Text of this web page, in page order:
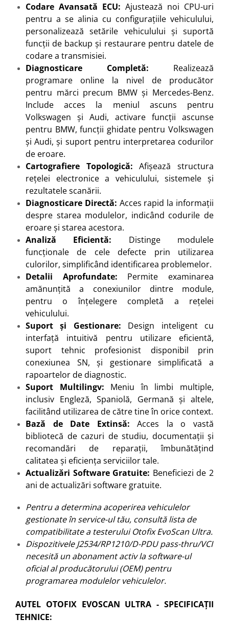
Codare Avansată ECU: Ajustează noi CPU-uri
pentru a se alinia cu configurațiile vehiculului,
personalizează setările vehiculului și suportă
funcții de backup și restaurare pentru datele de
codare a transmisiei.
Diagnosticare Completă: Realizează
programare online la nivel de producător
pentru mărci precum BMW și Mercedes-Benz.
Include acces la meniul ascuns pentru
Volkswagen și Audi, activare funcții ascunse
pentru BMW, funcții ghidate pentru Volkswagen
și Audi, și suport pentru interpretarea codurilor
de eroare.
Cartografiere Topologică: Afișează structura
rețelei electronice a vehiculului, sistemele și
rezultatele scanării.
Diagnosticare Directă: Acces rapid la informații
despre starea modulelor, indicând codurile de
eroare și starea acestora.
Analiză Eficientă: Distinge modulele
funcționale de cele defecte prin utilizarea
culorilor, simplificând identificarea problemelor.
Detalii Aprofundate: Permite examinarea
amănunțită a conexiunilor dintre module,
pentru o înțelegere completă a rețelei
vehiculului.
Suport și Gestionare: Design inteligent cu
interfață intuitivă pentru utilizare eficientă,
suport tehnic profesionist disponibil prin
conexiunea SN, și gestionare simplificată a
rapoartelor de diagnostic.
Suport Multilingv: Meniu în limbi multiple,
inclusiv Engleză, Spaniolă, Germană și altele,
facilitând utilizarea de către tine în orice context.
Bază de Date Extinsă: Acces la o vastă
bibliotecă de cazuri de studiu, documentații și
recomandări de reparații, îmbunătățind
calitatea și eficiența serviciilor tale.
Actualizări Software Gratuite: Beneficiezi de 2
ani de actualizări software gratuite.
Pentru a determina acoperirea vehiculelor
gestionate în service-ul tău, consultălistade
compatibilitate a testerului Otofix EvoScan Ultra.
Dispozitivele J2534/RP1210/D-PDU pass-thru/VCI
necesită un abonament activ la software-ul
oficial al producătorului (OEM) pentru
programarea modulelor vehiculelor.
AUTEL OTOFIX EVOSCAN ULTRA - SPECIFICAȚII
TEHNICE: